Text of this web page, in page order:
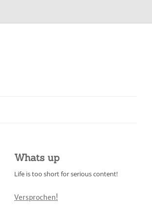
Whats up
Life is too short for serious content!
Versprochen!